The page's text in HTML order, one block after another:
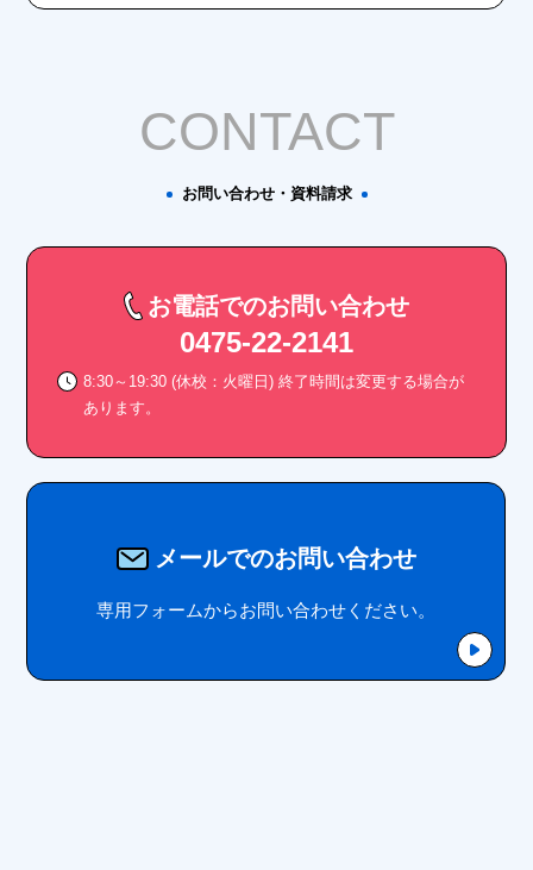
CONTACT
お問い合わせ・資料請求
お電話でのお問い合わせ
0475-22-2141
8:30～19:30 (休校：火曜日) 終了時間は変更する場合が
あります。
メールでのお問い合わせ
専用フォームからお問い合わせください。